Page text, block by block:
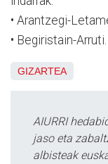
• Arantzegi-
• Begiristain-Arruti.
GIZARTEA
AIURRI
jaso eta
albisteak